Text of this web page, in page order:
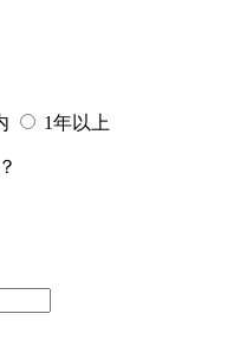
1年以上